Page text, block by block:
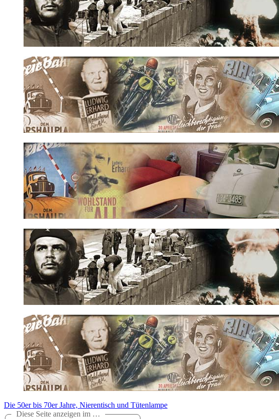
Die 50er bis 70er Jahre, Nierentisch und Tütenlampe
Diese Seite anzeigen im …